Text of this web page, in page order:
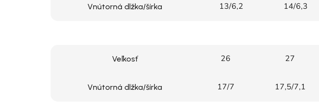
Vnútorná dlžka/šírka 13/6,2 14/6,3
Veľkosť 26 27
Vnútorná dlžka/šírka 17/7 17,5/7,1